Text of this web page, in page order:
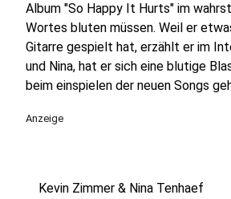
Album "So Happy It Hurts" im
Wortes bluten müssen. Weil er
Gitarre gespielt hat, erzählt er im
und Nina, hat er sich eine blutige
beim einspielen der neuen Songs
Anzeige
Kevin Zimmer & Nina Tenhaef